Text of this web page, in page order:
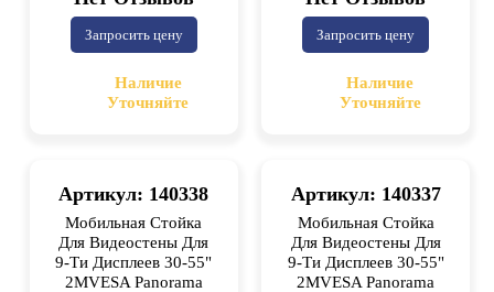
Запросить цену
Наличие
Уточняйте
Запросить цену
Наличие
Уточняйте
Артикул: 140338
Мобильная Стойка
Для Видеостены Для
9-Ти Дисплеев 30-55"
2MVESA Panorama
Артикул: 140337
Мобильная Стойка
Для Видеостены Для
9-Ти Дисплеев 30-55"
2MVESA Panorama